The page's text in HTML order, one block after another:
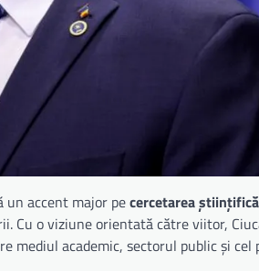
un accent major pecercetarea științifică
Cu o viziune orientată către viitor,
academic, sectorul public și